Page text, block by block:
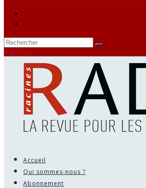
0 produit
Accueil
Qui sommes-nous ?
Abonnement